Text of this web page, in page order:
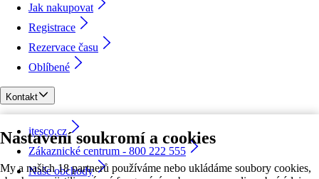
Nastavení soukromí a cookies
My a našich 18 partnerů používáme nebo ukládáme soubory cookies,
Jak nakupovat
Registrace
Rezervace času
Oblíbené
Kontakt
itesco.cz
Zákaznické centrum - 800 222 555
Naše obchody